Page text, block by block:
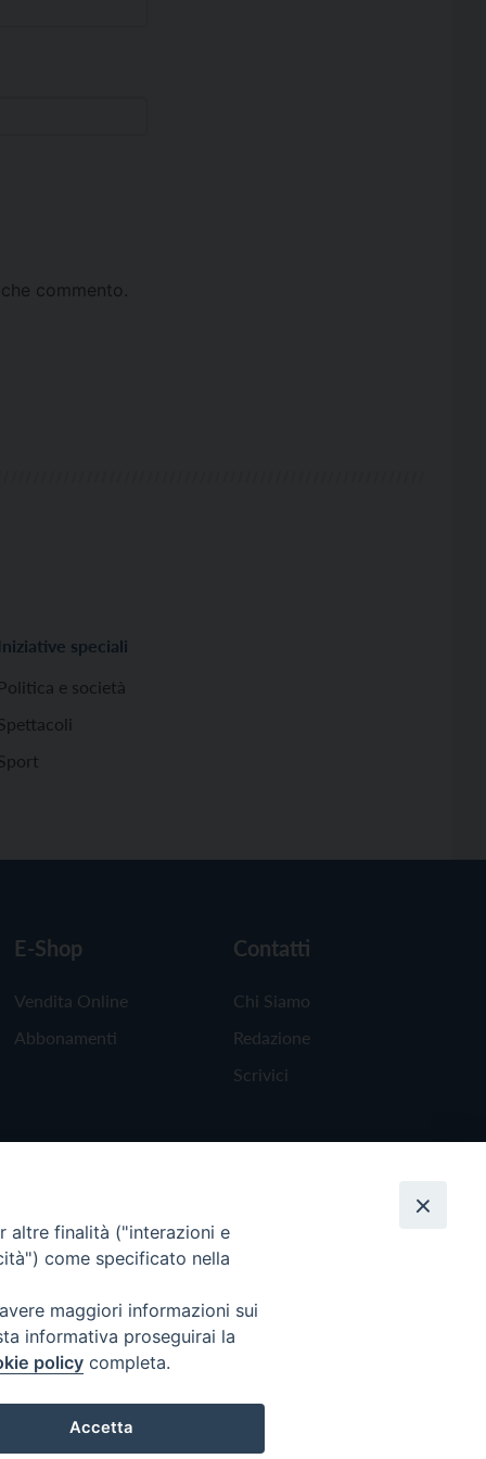
commento.
Iniziative speciali
Politica e società
E-Shop
Vendita Online
Abbonamenti
Contatti
Chi Siamo
Redazione
Scrivici
altre finalità ("interazioni e
come specificato nella
maggiori informazioni sui
informativa proseguirai la
policy completa.
Accetta